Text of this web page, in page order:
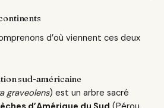
d’où viennent ces deux
sud-américaine
graveolens) est un arbre sacré